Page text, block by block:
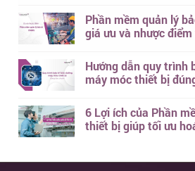
Phần mềm quản lý
giá ưu và nhược
Hướng dẫn quy trình
máy móc thiết bị
6 Lợi ích của Phần
thiết bị giúp tối ưu